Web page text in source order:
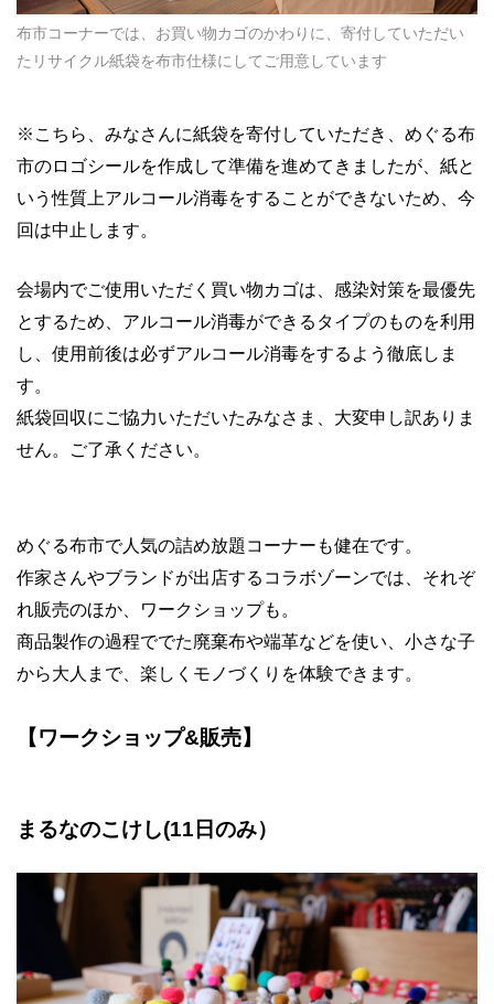
布市コーナーでは、お買い物カゴのかわりに、寄付していただい
たリサイクル紙袋を布市仕様にしてご用意しています
※こちら、みなさんに紙袋を寄付していただき、めぐる布
市のロゴシールを作成して準備を進めてきましたが、紙と
いう性質上アルコール消毒をすることができないため、今
回は中止します。
会場内でご使用いただく買い物カゴは、感染対策を最優先
とするため、アルコール消毒ができるタイプのものを利用
し、使用前後は必ずアルコール消毒をするよう徹底しま
す。
紙袋回収にご協力いただいたみなさま、大変申し訳ありま
せん。ご了承ください。
めぐる布市で人気の詰め放題コーナーも健在です。
作家さんやブランドが出店するコラボゾーンでは、それぞ
れ販売のほか、ワークショップも。
商品製作の過程ででた廃棄布や端革などを使い、小さな子
から大人まで、楽しくモノづくりを体験できます。
【ワークショップ&販売】
まるなのこけし(11 日のみ）